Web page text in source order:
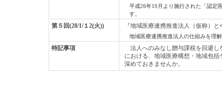
平成26年10月より施行された「認定
す。
第５回(28/1/１2(火)) 『地域医療連携推進法人（仮称）
地域医療連携推進法人の仕組みを理
特記事項
法人へのみなし贈与課税を回避し
における、地域医療構想・地域包
深めておきませんか。